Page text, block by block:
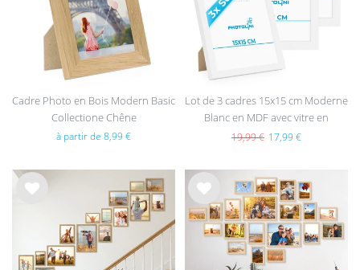
Cadre Photo en Bois Modern Basic
Collectione Chêne
à partir de 8,99 €
s
Lot de 3 cadres 15x15 cm Moderne
Blanc en MDF avec vitre en
acrylique
19,99 € 17,99 €
hait
s
List
e de
sou